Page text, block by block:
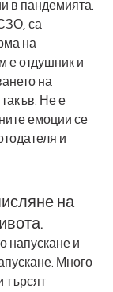
в пандемията.
са
на
е отдушник и
на
Не е
емоции се
и
на
напускане и
Много
търсят